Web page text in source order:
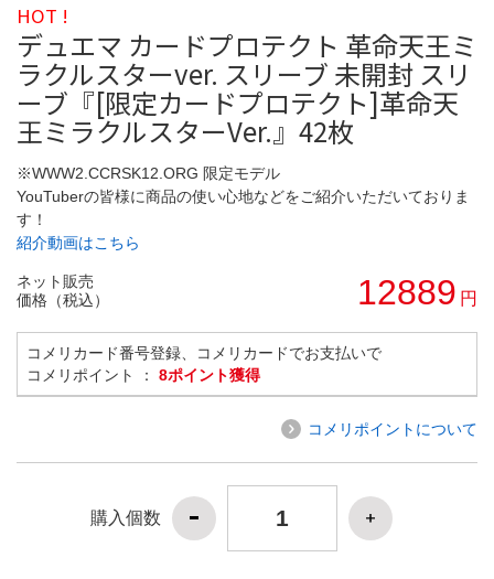
HOT !
デュエマ カードプロテクト 革命天王ミ
ラクルスターver. スリーブ 未開封 スリ
ーブ『[限定カードプロテクト]革命天
王ミラクルスターVer.』42枚
※WWW2.CCRSK12.ORG 限定モデル
YouTuberの皆様に商品の使い心地などをご紹介いただいておりま
す！
紹介動画はこちら
ネット販売
価格（税込）
12889 円
コメリカード番号登録、コメリカードでお支払いで
コメリポイント ： 8ポイント獲得
コメリポイントについて
購入個数